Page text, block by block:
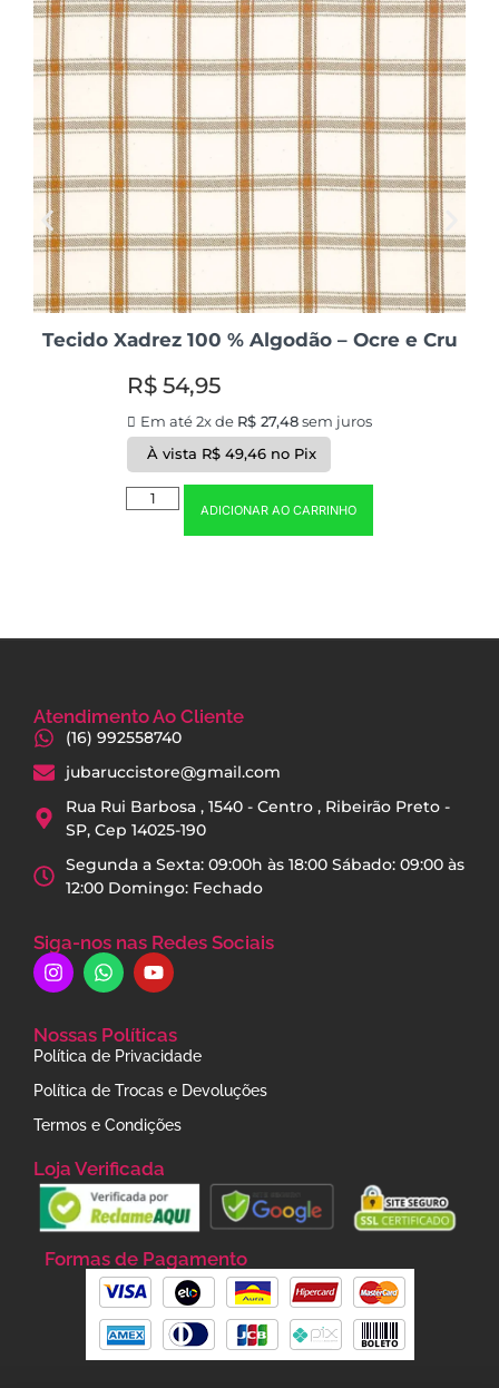
Tecido Xadrez 100 % Algodão – Ocre e Cru
R$ 54,95
Em até 2x de R$ 27,48 sem juros
À vista R$49,46 no Pix
ADICIONAR AO CARRINHO
Atendimento Ao Cliente
(16) 992558740
jubaruccistore@gmail.com
Rua Rui Barbosa , 1540 - Centro , Ribeirão Preto -
SP, Cep 14025-190
Segunda a Sexta: 09:00h às 18:00 Sábado: 09:00 às
12:00 Domingo: Fechado
Siga-nos nas Redes Sociais
Nossas Políticas
Política de Privacidade
Política de Trocas e Devoluções
Termos e Condições
Loja Verificada
Formas de Pagamento